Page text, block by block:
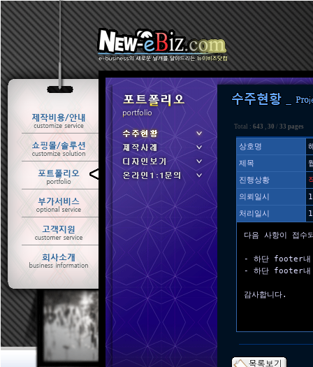
Total : 643 , 30 / 33 pages
상호명
제목
진행상황
의뢰일시
처리일시
다음 사항이 접수
- 하단 footer내
- 하단 footer내
감사합니다.
ㆍ 수주현황
ㆍ 제작사례